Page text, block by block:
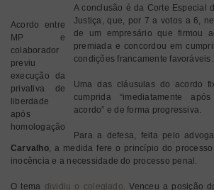
Acordo entre
MP e
colaborador
previu
execução da
privativa de
liberdade
após
homologação
A conclusão é da Corte Especial
Justiça, que, por 7 a votos a 6,
de um empresário que firmou
premiada e concordou em
condições francamente favoráveis.
Uma das cláusulas do acordo
cumprida “imediatamente
acordo” e de forma progressiva.
Para a defesa, feita pelo
Carvalho, a medida fere o princípio do
inocência e a necessidade do processo penal.
O tema dividiu o colegiado. Venceu a posição